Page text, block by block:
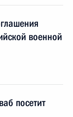
военной
посетит